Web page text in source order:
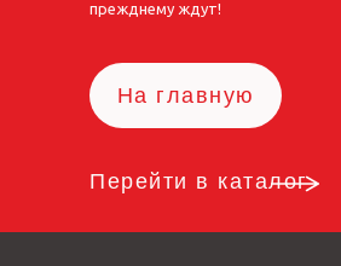
прежднему ждут!
На главную
Перейти в каталог